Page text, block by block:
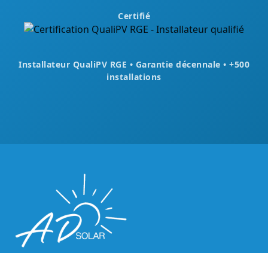
Certifié
Installateur QualiPV RGE • Garantie décennale • +500
installations